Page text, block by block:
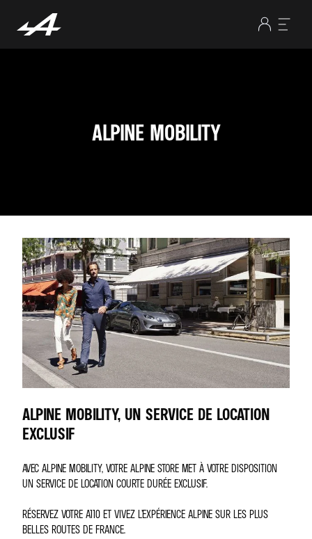
ALPINE MOBILITY
ALPINE MOBILITY, UN SERVICE DE LOCATION
EXCLUSIF
AVEC ALPINE MOBILITY, VOTRE ALPINE STORE MET À VOTRE DISPOSITION
UN SERVICE DE LOCATION COURTE DURÉE EXCLUSIF.
RÉSERVEZ VOTRE A110 ET VIVEZ L’EXPÉRIENCE ALPINE SUR LES PLUS
BELLES ROUTES DE FRANCE.